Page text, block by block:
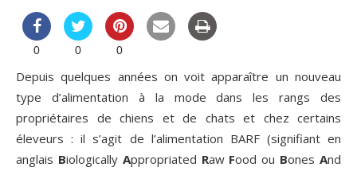
0 0 0
Depuis quelques années on voit apparaître un nouveau
type d’alimentation à la mode dans les rangs des
propriétaires de chiens et de chats et chez certains
éleveurs : il s’agit de l’alimentation BARF (signifiant en
anglais Biologically Appropriated Raw Food ou BonesAnd